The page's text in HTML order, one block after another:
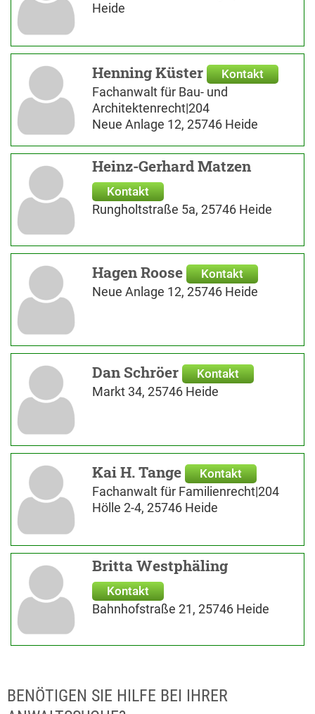
Heide
Henning Küster Kontakt
Fachanwalt für Bau- und
Architektenrecht|204
Neue Anlage 12, 25746 Heide
Heinz-Gerhard Matzen
Kontakt
Rungholtstraße 5a, 25746 Heide
Hagen Roose Kontakt
Neue Anlage 12, 25746 Heide
Dan Schröer Kontakt
Markt 34, 25746 Heide
Kai H. Tange Kontakt
Fachanwalt für Familienrecht|204
Hölle 2-4, 25746 Heide
Britta Westphäling
Kontakt
Bahnhofstraße 21, 25746 Heide
BENÖTIGEN SIE HILFE BEI IHRER